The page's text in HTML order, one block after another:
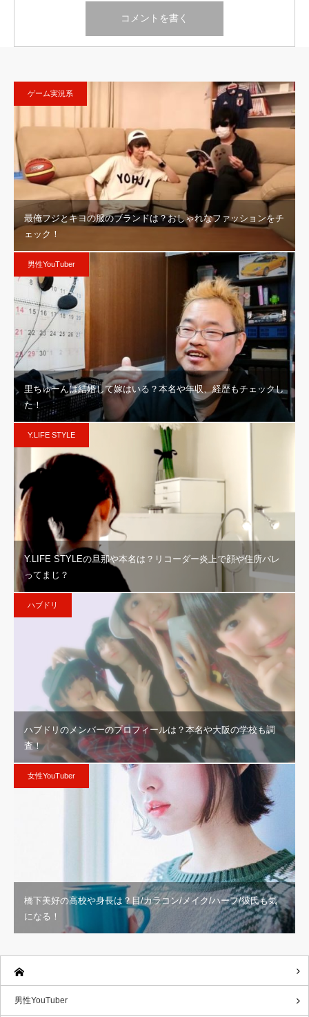
ゲーム実況系
最俺フジとキヨの服のブランドは？おしゃれなファッションをチ
ェック！
男性YouTuber
里ちゅーんは結婚して嫁はいる？本名や年収、経歴もチェックし
た！
Y.LIFE STYLE
Y.LIFE STYLEの旦那や本名は？リコーダー炎上で顔や住所バレ
ってまじ？
ハブドリ
ハブドリのメンバーのプロフィールは？本名や大阪の学校も調
査！
女性YouTuber
橋下美好の高校や身長は？目/カラコン/メイク/ハーフ/彼氏も気
になる！
男性YouTuber